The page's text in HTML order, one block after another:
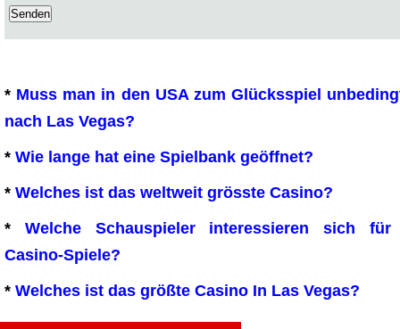
* Muss man in den USA zum Glücksspiel
nach Las Vegas?
* Wie lange hat eine Spielbank geöffnet?
* Welches ist das weltweit grösste Casino?
*
Welche Schauspieler interessieren sich für
Casino-Spiele?
* Welches ist das größte Casino In Las Vegas?